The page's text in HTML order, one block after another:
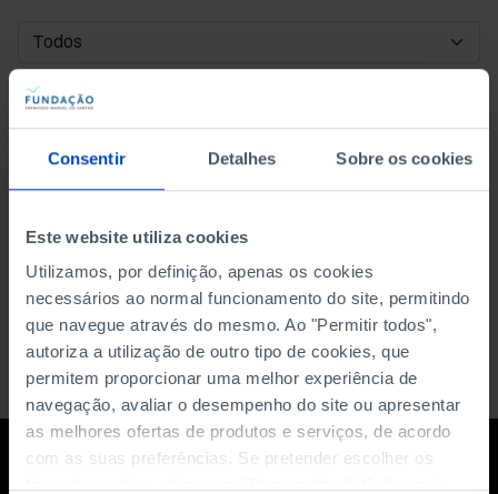
Consentir Detalhes Sobre os cookies
Este website utiliza cookies
Utilizamos, por definição, apenas os cookies
necessários ao normal funcionamento do site, permitindo
que navegue através do mesmo. Ao "Permitir todos",
autoriza a utilização de outro tipo de cookies, que
permitem proporcionar uma melhor experiência de
navegação, avaliar o desempenho do site ou apresentar
as melhores ofertas de produtos e serviços, de acordo
com as suas preferências. Se pretender escolher os
DATA DE INÍCIO
DATA DE FIM